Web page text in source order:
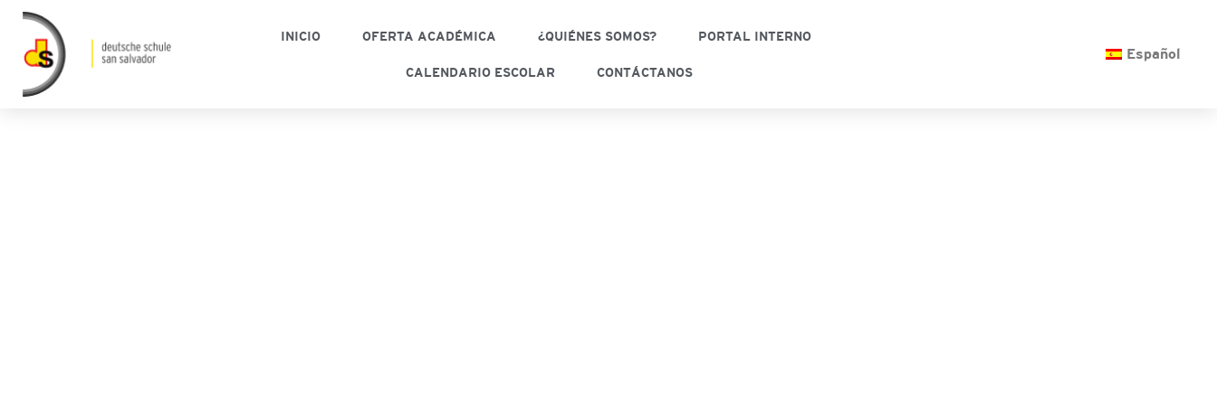
INICIO OFERTA ACADÉMICA ¿QUIÉNES SOMOS? PORTAL INTERNO
CALENDARIO ESCOLAR CONTÁCTANOS
Español